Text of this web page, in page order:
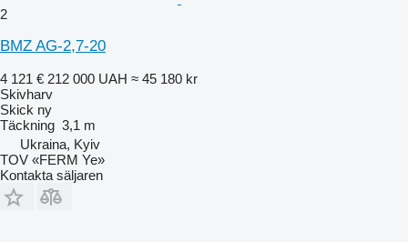
2
BMZ AG-2,7-20
4 121 € 212 000 UAH ≈ 45 180 kr
Skivharv
Skick ny
Täckning 3,1 m
Ukraina, Kyiv
TOV «FERM Ye»
Kontakta säljaren